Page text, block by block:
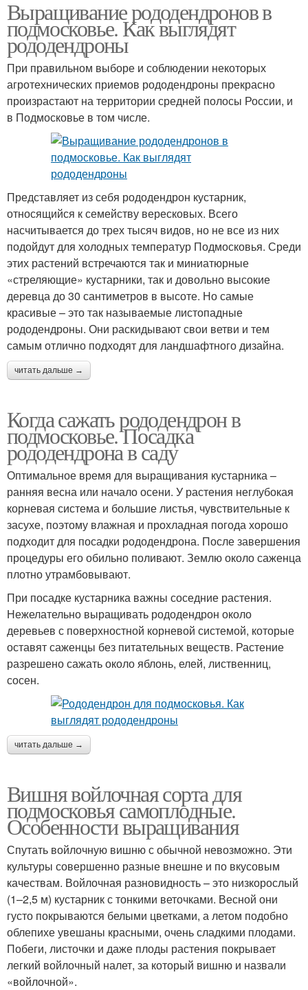
Выращивание рододендронов в
подмосковье. Как выглядят
рододендроны
При правильном выборе и соблюдении некоторых
агротехнических приемов рододендроны прекрасно
произрастают на территории средней полосы России, и
в Подмосковье в том числе.
Представляет из себя рододендрон кустарник,
относящийся к семейству вересковых. Всего
насчитывается до трех тысяч видов, но не все из них
подойдут для холодных температур Подмосковья. Среди
этих растений встречаются так и миниатюрные
«стреляющие» кустарники, так и довольно высокие
деревца до 30 сантиметров в высоте. Но самые
красивые – это так называемые листопадные
рододендроны. Они раскидывают свои ветви и тем
самым отлично подходят для ландшафтного дизайна.
читать дальше →
Когда сажать рододендрон в
подмосковье. Посадка
рододендрона в саду
Оптимальное время для выращивания кустарника –
ранняя весна или начало осени. У растения неглубокая
корневая система и большие листья, чувствительные к
засухе, поэтому влажная и прохладная погода хорошо
подходит для посадки рододендрона. После завершения
процедуры его обильно поливают. Землю около саженца
плотно утрамбовывают.
При посадке кустарника важны соседние растения.
Нежелательно выращивать рододендрон около
деревьев с поверхностной корневой системой, которые
оставят саженцы без питательных веществ. Растение
разрешено сажать около яблонь, елей, лиственниц,
сосен.
читать дальше →
Вишня войлочная сорта для
подмосковья самоплодные.
Особенности выращивания
Спутать войлочную вишню с обычной невозможно. Эти
культуры совершенно разные внешне и по вкусовым
качествам. Войлочная разновидность – это низкорослый
(1–2,5 м) кустарник с тонкими веточками. Весной они
густо покрываются белыми цветками, а летом подобно
облепихе увешаны красными, очень сладкими плодами.
Побеги, листочки и даже плоды растения покрывает
легкий войлочный налет, за который вишню и назвали
«войлочной».